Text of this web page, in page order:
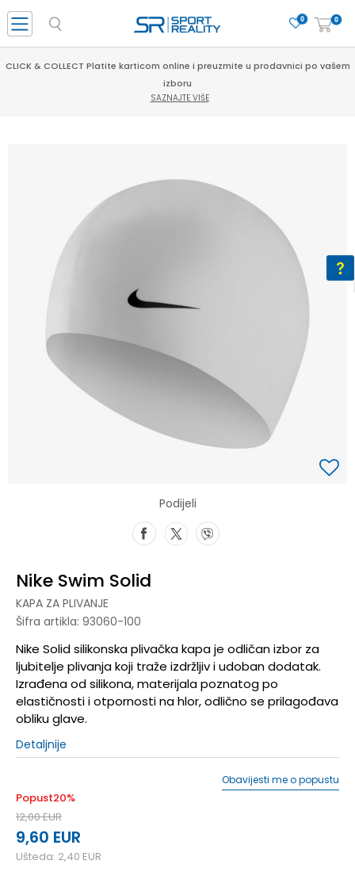
0
0
CLICK & COLLECT Platite karticom online i preuzmite u prodavnici po vašem
izboru
SAZNAJTE VIŠE
Podijeli
Nike Swim Solid
KAPA ZA PLIVANJE
Šifra artikla: 93060-100
Nike Solid silikonska plivačka kapa je odličan izbor za
ljubitelje plivanja koji traže izdržljiv i udoban dodatak.
Izrađena od silikona, materijala poznatog po
elastičnosti i otpornosti na hlor, odlično se prilagođava
obliku glave.
Detaljnije
Popust20%
12,00EUR
9,60 EUR
Ušteda: 2,40 EUR
Obavijesti me o popustu